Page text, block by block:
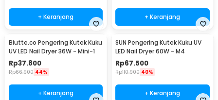
+ Keranjang + Keranjang
Biutte.co Pengering Kutek Kuku
UV LED Nail Dryer 36W - Mini-1
Rp37.800
Rp66.900 44%
+ Keranjang
SUN Pengering Kutek Kuku UV
LED Nail Dryer 60W - M4
Rp67.500
Rp110.900 40%
+ Keranjang